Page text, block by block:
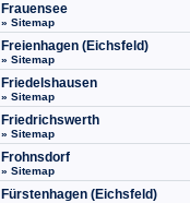
Frauensee
» Sitemap
Freienhagen (Eichsfeld)
» Sitemap
Friedelshausen
» Sitemap
Friedrichswerth
» Sitemap
Frohnsdorf
» Sitemap
Fürstenhagen (Eichsfeld)